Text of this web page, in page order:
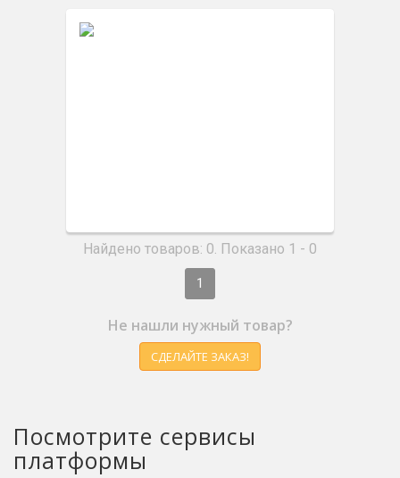
Найдено товаров: 0. Показано 1 - 0
1
Не нашли нужный товар?
СДЕЛАЙТЕ ЗАКАЗ!
Посмотрите сервисы
платформы